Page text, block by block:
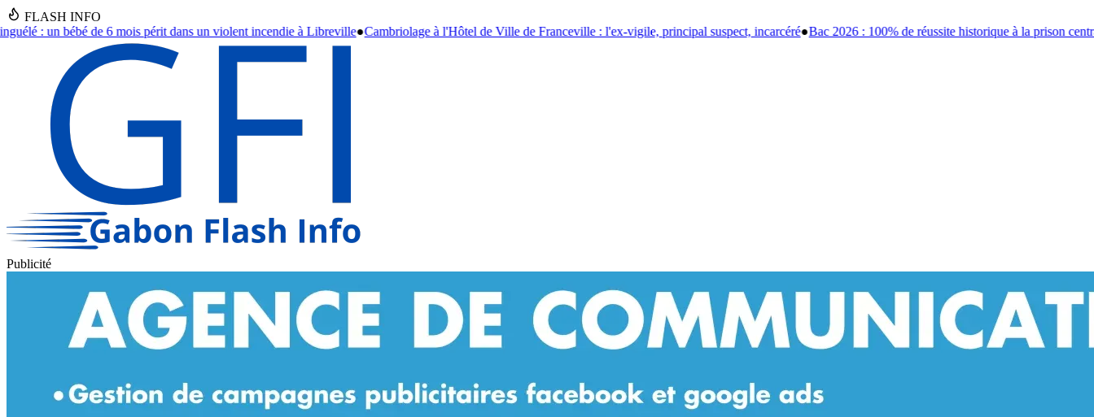
FLASH INFO
un violent incendie à Libreville●Cambriolage à l'Hôtel de Ville de Franceville : l'ex-vigile, principal suspect, incarcéré●Bac 2026 : 100% de réussite historique à la prison centrale de Port-Gentil●Après 13 ans
Publicité